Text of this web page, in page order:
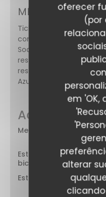
oferecer
(por
em 'OK,
alterar
MÉTODOS DE
Ticket restaurante
contato, Apple Pay,
Sodexo, Pagamento
restaurante (somente
restaurante, Dinheiro,
Azul
Acesso
Metro
Estação de
bicicletas
rue
Bréguet
Estacionamento
Hotel
Ibis